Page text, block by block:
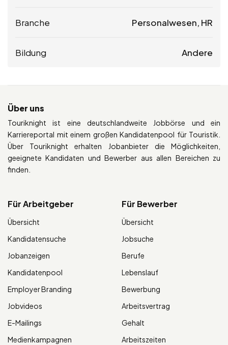
Branche Personalwesen, HR
Bildung Andere
Über uns
Touriknight ist eine deutschlandweite Jobbörse und ein
Karriereportal mit einem großen Kandidatenpool für Touristik.
Über Touriknight erhalten Jobanbieter die Möglichkeiten,
geeignete Kandidaten und Bewerber aus allen Bereichen zu
finden.
Für Arbeitgeber
Übersicht
Kandidatensuche
Jobanzeigen
Kandidatenpool
Employer Branding
Jobvideos
E-Mailings
Medienkampagnen
Für Bewerber
Übersicht
Jobsuche
Berufe
Lebenslauf
Bewerbung
Arbeitsvertrag
Gehalt
Arbeitszeiten